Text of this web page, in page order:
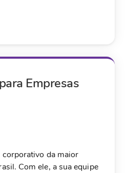
Empresas
corporativo da maior
Com ele, a sua equipe